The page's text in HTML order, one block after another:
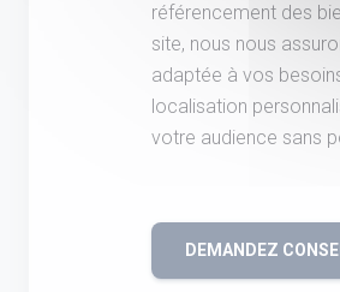
référencement des
site, nous nous
adaptée à vos
localisation
votre audience sans
DEMANDEZ